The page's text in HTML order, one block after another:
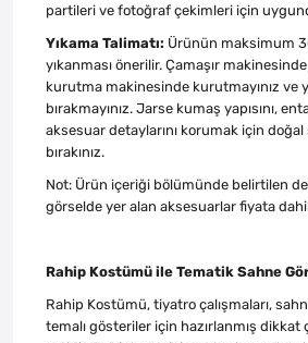
partileri ve fotoğraf çekimleri için
Yıkama Talimatı: Ürünün maksimum
yıkanması önerilir. Çamaşır makinesinde
kurutma makinesinde kurutmayınız ve
bırakmayınız. Jarse kumaş yapısını,
aksesuar detaylarını korumak için
bırakınız.
Not: Ürün içeriği bölümünde belirtilen
görselde yer alan aksesuarlar fiyata
Rahip Kostümü ile Tematik Sahne
Rahip Kostümü, tiyatro çalışmaları,
temalı gösteriler için hazırlanmış